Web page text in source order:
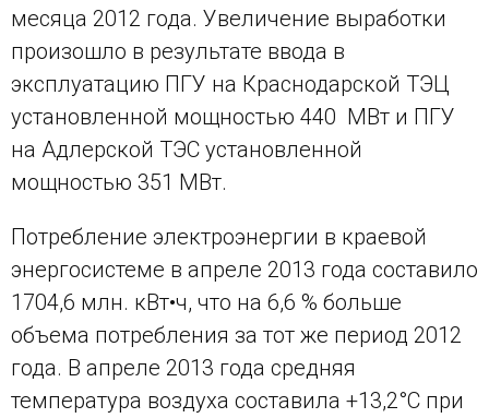
месяца 2012 года. Увеличение выработки
произошло в результате ввода в
эксплуатацию ПГУ на Краснодарской ТЭЦ
установленной мощностью 440 МВт и ПГУ
на Адлерской ТЭС установленной
мощностью 351 МВт.
Потребление электроэнергии в краевой
энергосистеме в апреле 2013 года составило
1704,6 млн. кВт•ч, что на 6,6 % больше
объема потребления за тот же период 2012
года. В апреле 2013 года средняя
температура воздуха составила +13,2°С при